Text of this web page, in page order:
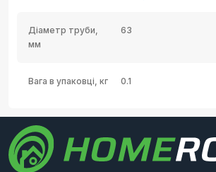
Діаметр труби,
мм
63
Вага в упаковці, кг 0.1